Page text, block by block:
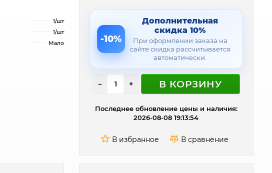
1/шт
1/шт
Мало -10%
Дополнительная
скидка 10%
При оформлении заказа на
сайте скидка рассчитывается
автоматически.
− + В КОРЗИНУ
Последнее обновление цены и наличия:
2026-08-08 19:13:54